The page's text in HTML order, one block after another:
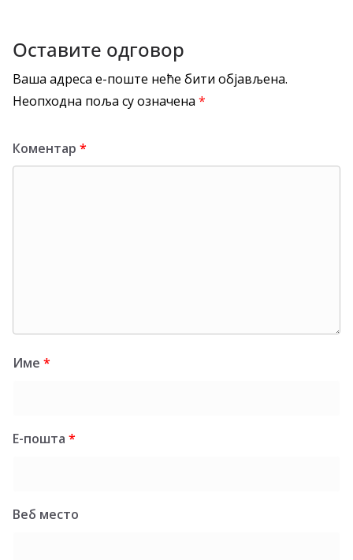
Оставите одговор
Ваша адреса е-поште неће бити објављена.
Неопходна поља су означена *
Коментар *
Име *
Е-пошта *
Веб место